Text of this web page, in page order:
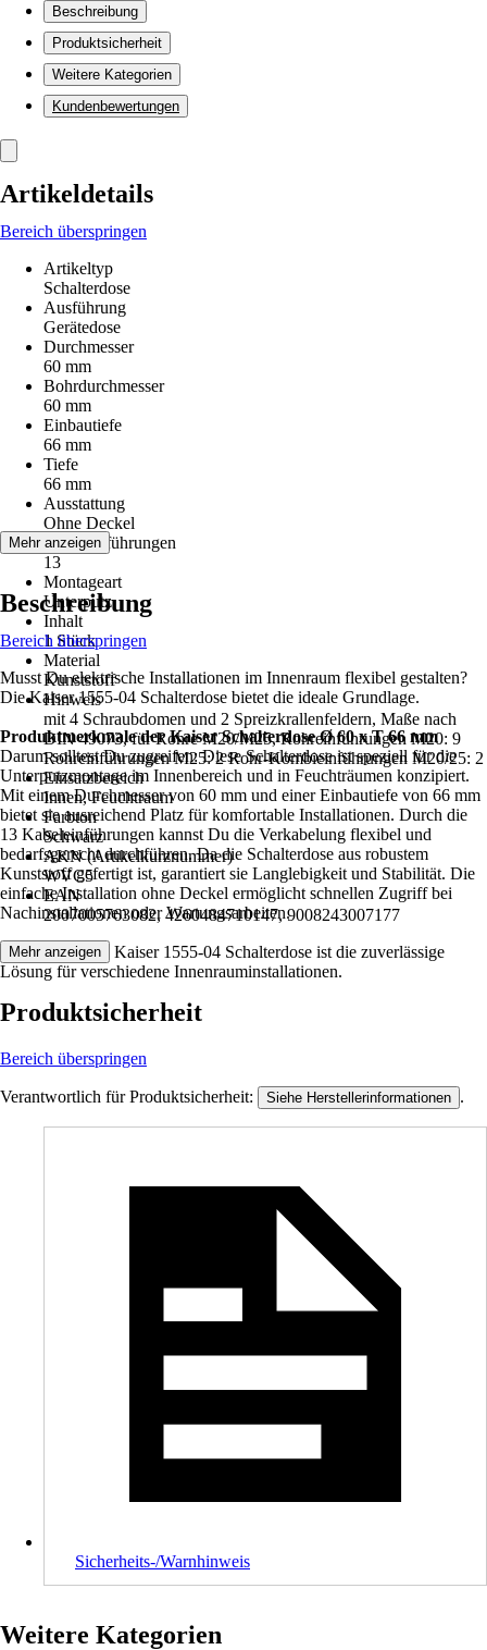
Beschreibung
Produktsicherheit
Weitere Kategorien
Kundenbewertungen
Artikeldetails
Bereich überspringen
Artikeltyp
Schalterdose
Ausführung
Gerätedose
Durchmesser
60 mm
Bohrdurchmesser
60 mm
Einbautiefe
66 mm
Tiefe
66 mm
Ausstattung
Ohne Deckel
Kabeleinführungen
13
Montageart
Unterputz
Inhalt
1 Stück
Material
Kunststoff
Hinweis
mit 4 Schraubdomen und 2 Spreizkrallenfeldern, Maße nach
DIN 49073, für Rohre M20/M25, Rohreinführungen M20: 9
Rohreinführungen M25: 2 Rohr-Kombieinführungen M20/25: 2
Einsatzbereich
Innen, Feuchtraum
Farbton
Schwarz
AKN (Artikelkurznummer)
WVC5
EAN
2007005763082, 4260484710147, 9008243007177
Mehr anzeigen
Beschreibung
Bereich überspringen
Musst Du elektrische Installationen im Innenraum flexibel gestalten?
Die Kaiser 1555-04 Schalterdose bietet die ideale Grundlage.
Produktmerkmale der Kaiser Schalterdose Ø 60 x T 66 mm
Darum solltest Du zugreifen: Diese Schalterdose ist speziell für die
Unterputzmontage im Innenbereich und in Feuchträumen konzipiert.
Mit einem Durchmesser von 60 mm und einer Einbautiefe von 66 mm
bietet sie ausreichend Platz für komfortable Installationen. Durch die
13 Kabeleinführungen kannst Du die Verkabelung flexibel und
bedarfsgerecht durchführen. Da die Schalterdose aus robustem
Kunststoff gefertigt ist, garantiert sie Langlebigkeit und Stabilität. Die
einfache Installation ohne Deckel ermöglicht schnellen Zugriff bei
Nachinstallationen oder Wartungsarbeiten.
Festgezurrt: Die Kaiser 1555-04 Schalterdose ist die zuverlässige
Lösung für verschiedene Innenrauminstallationen.
Mehr anzeigen
Produktsicherheit
Bereich überspringen
Verantwortlich für Produktsicherheit: Siehe Herstellerinformationen .
Sicherheits-/Warnhinweis
Weitere Kategorien